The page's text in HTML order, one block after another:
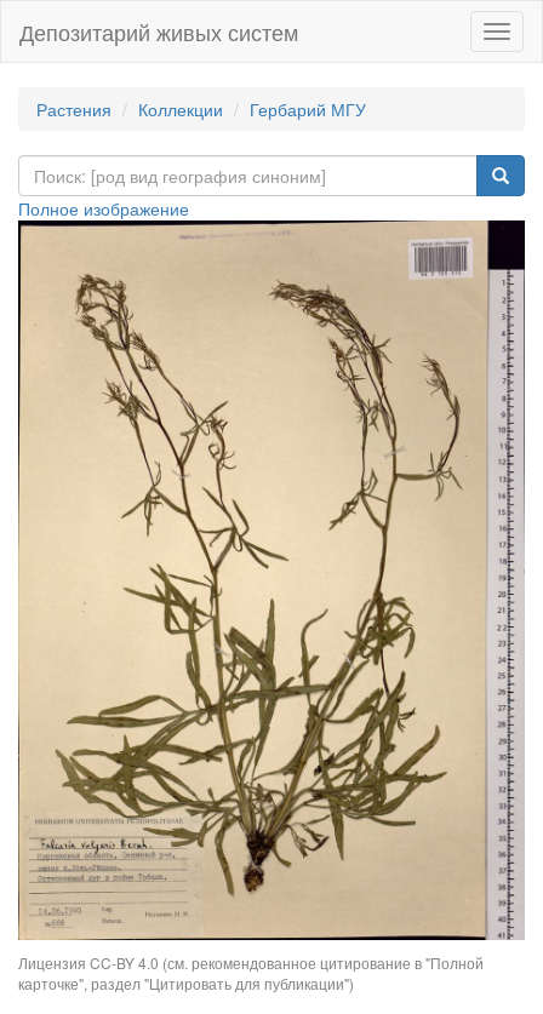
Депозитарий живых систем
Растения Коллекции Гербарий МГУ
Полное изображение
Лицензия CC-BY 4.0 (см. рекомендованное цитирование в "Полной
карточке", раздел "Цитировать для публикации")